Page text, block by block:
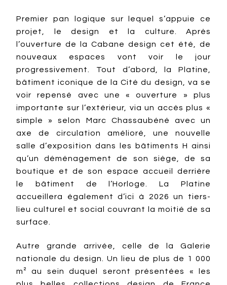
Premier pan logique sur lequel s’appuie ce
projet, le design et la culture. Après
l’ouverture de la Cabane design cet été, de
nouveaux espaces vont voir le jour
progressivement. Tout d’abord, la Platine,
bâtiment iconique de la Cité du design, va se
voir repensé avec une « ouverture » plus
importante sur l’extérieur, via un accès plus «
simple » selon Marc Chassaubéné avec un
axe de circulation amélioré, une nouvelle
salle d’exposition dans les bâtiments H ainsi
qu’un déménagement de son siège, de sa
boutique et de son espace accueil derrière
le bâtiment de l’Horloge. La Platine
accueillera également d’ici à 2026 un tiers-
lieu culturel et social couvrant la moitié de sa
surface.
Autre grande arrivée, celle de la Galerie
nationale du design. Un lieu de plus de 1 000
m² au sein duquel seront présentées « les